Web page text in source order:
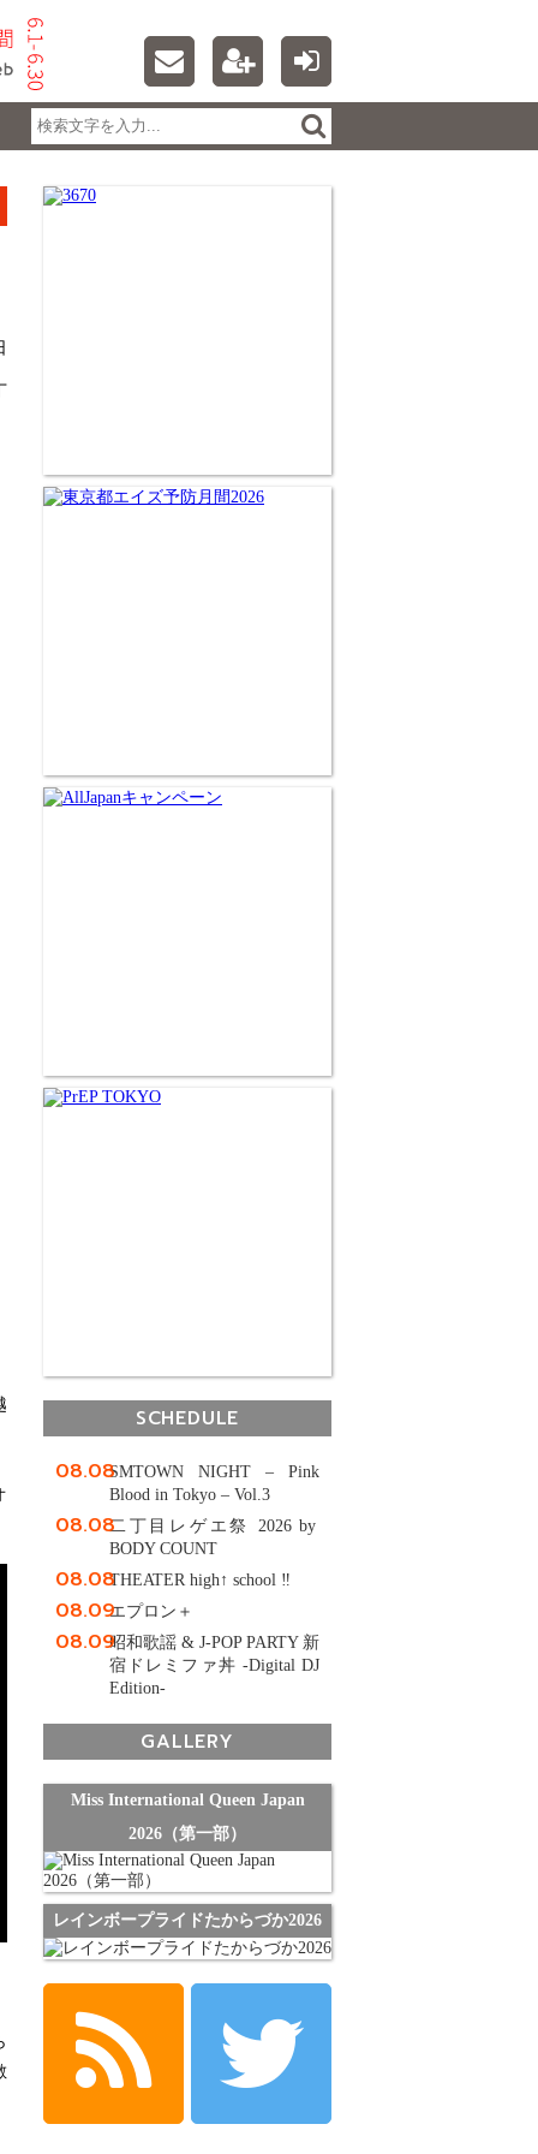
SCHEDULE
08.08SMTOWN NIGHT – Pink
Blood in Tokyo – Vol.3
08.08二丁目レゲエ祭 2026 by
BODY COUNT
08.08THEATER high↑ school ‼
08.09エプロン＋
08.09昭和歌謡 & J-POP PARTY 新
宿ドレミファ丼 -Digital DJ
Edition-
GALLERY
Miss International Queen Japan
2026（第一部）
レインボープライドたからづか2026